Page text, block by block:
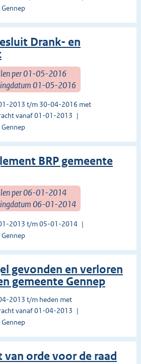
Drank- en
per 01-05-2016
01-05-2016
2013 t/m 30-04-2016 met
vanaf 01-01-2013
BRP gemeente
per 06-01-2014
06-01-2014
2013 t/m 05-01-2014
gevonden en verloren
gemeente Gennep
2013 t/m heden met
vanaf 01-04-2013
van orde voor de raad